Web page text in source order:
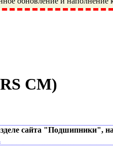
Монино,
LQY, DPI, BSN, SPZ, РФ,
CM)
сайта "Подшипники",